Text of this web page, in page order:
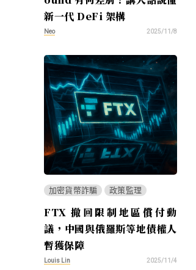
新一代 DeFi 架構
Neo 2025/11/8
加密貨幣詐騙 政策監理
FTX 撤回限制地區償付動
議，中國與俄羅斯等地債權人
暫獲保障
Louis Lin 2025/11/4